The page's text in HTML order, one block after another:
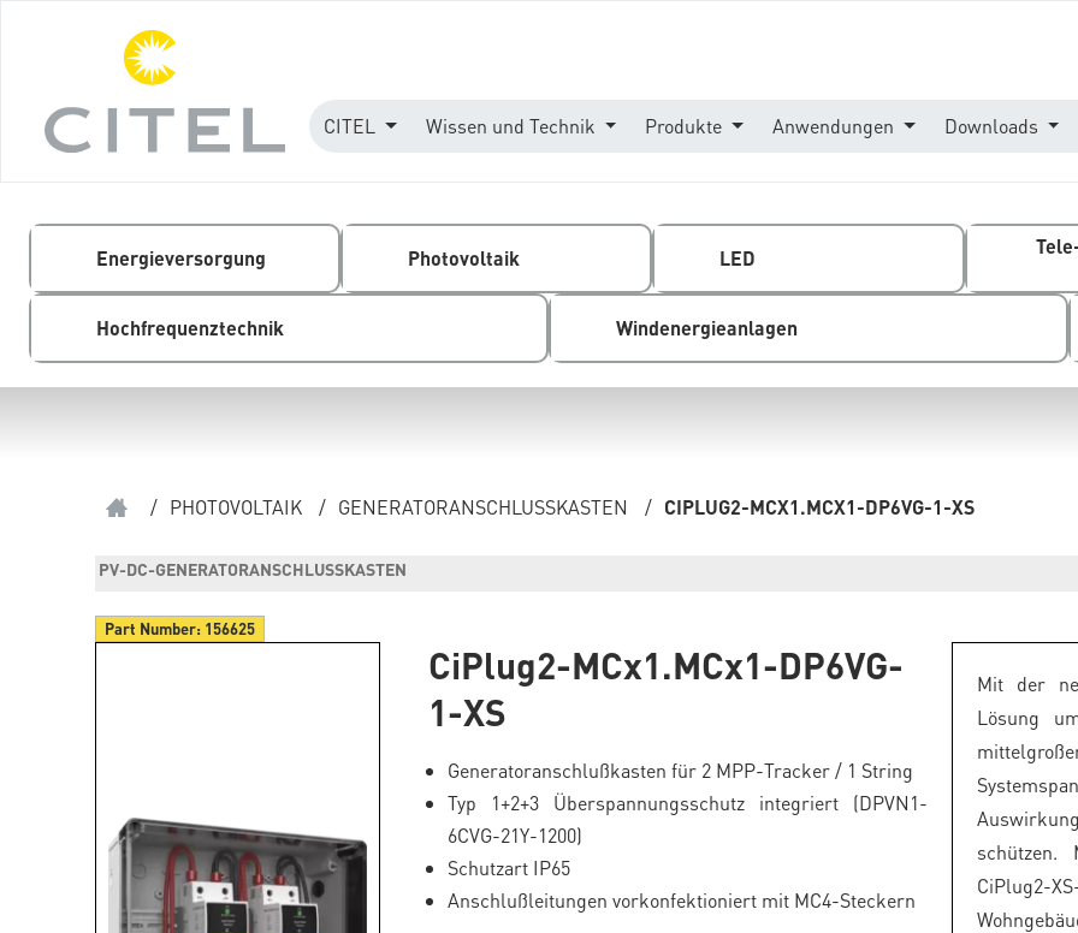
CITEL Wissen und Technik Produkte Anwendungen Downloads
Energieversorgung Photovoltaik LED
Hochfrequenztechnik Windenergieanlagen
/ PHOTOVOLTAIK / GENERATORANSCHLUSSKASTEN / CIPLUG2-MCX1.MCX1-DP6VG-1-XS
PV-DC-GENERATORANSCHLUSSKASTEN
Part Number: 156625
CiPlug2-MCx1.MCx1-DP6VG-
1-XS
Generatoranschlußkasten für 2 MPP-Tracker / 1 String
Typ 1+2+3 Überspannungsschutz integriert (DPVN1-
6CVG-21Y-1200)
Schutzart IP65
Anschlußleitungen vorkonfektioniert mit MC4-Steckern
Mit der
Lösung